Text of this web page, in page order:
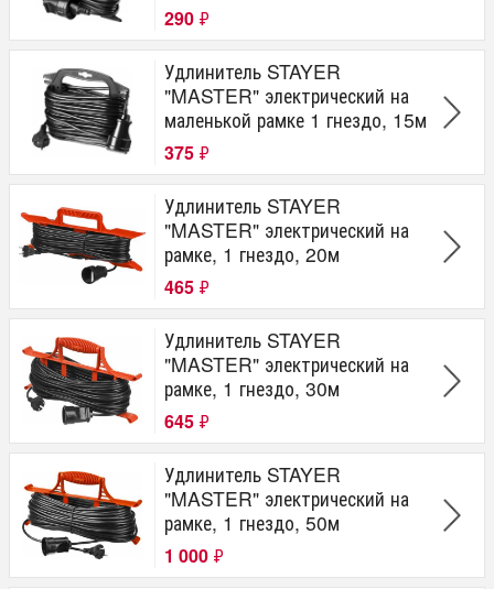
290 ₽
Удлинитель STAYER
"MASTER" электрический на
маленькой рамке 1 гнездо, 15м
375 ₽
Удлинитель STAYER
"MASTER" электрический на
рамке, 1 гнездо, 20м
465 ₽
Удлинитель STAYER
"MASTER" электрический на
рамке, 1 гнездо, 30м
645 ₽
Удлинитель STAYER
"MASTER" электрический на
рамке, 1 гнездо, 50м
1 000 ₽